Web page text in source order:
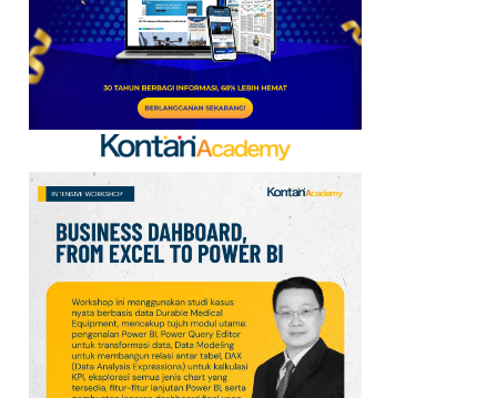
7
FIFA Akhirnya Cairkan
Hadiah Timnas Yordania
yang Tertunda 8 Bulan
Promo Alfamart Murah
Banget 7–13 Agustus
2026, Sunlight hingga
Bebelac Diskon
9
Promo JSM Alfamart 7–
9 Agustus 2026, Minyak
Goreng 2 Liter Mulai
Rp41.500